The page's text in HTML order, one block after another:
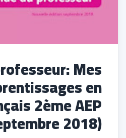
Mes
en
2ème AEP
2018)